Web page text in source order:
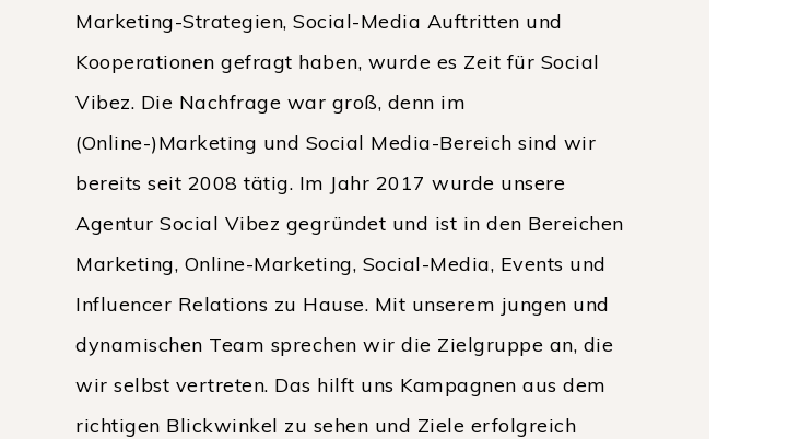
Marketing-Strategien, Social-Media Auftritten und
Kooperationen gefragt haben, wurde es Zeit für Social
Vibez. Die Nachfrage war groß, denn im
(Online-)Marketing und Social Media-Bereich sind wir
bereits seit 2008 tätig. Im Jahr 2017 wurde unsere
Agentur Social Vibez gegründet und ist in den Bereichen
Marketing, Online-Marketing, Social-Media, Events und
Influencer Relations zu Hause. Mit unserem jungen und
dynamischen Team sprechen wir die Zielgruppe an, die
wir selbst vertreten. Das hilft uns Kampagnen aus dem
richtigen Blickwinkel zu sehen und Ziele erfolgreich